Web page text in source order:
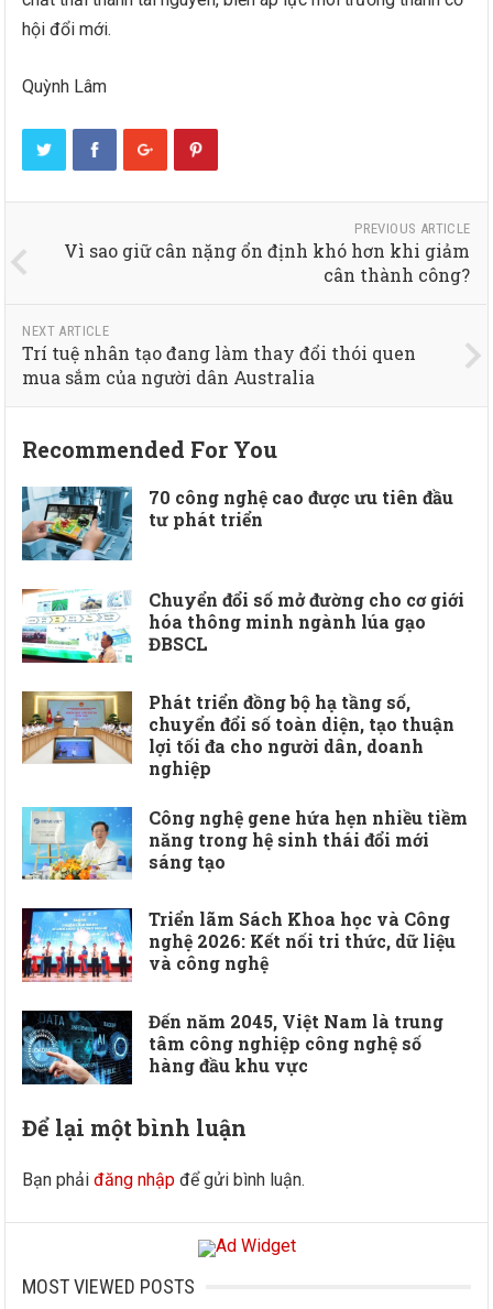
hội đổi mới.
Quỳnh Lâm
PREVIOUS ARTICLE
Vì sao giữ cân nặng ổn định khó hơn khi giảm
cân thành công?
NEXT ARTICLE
Trí tuệ nhân tạo đang làm thay đổi thói quen
mua sắm của người dân Australia
Recommended For You
70 công nghệ cao được ưu tiên đầu
tư phát triển
Chuyển đổi số mở đường cho cơ giới
hóa thông minh ngành lúa gạo
ĐBSCL
Phát triển đồng bộ hạ tầng số,
chuyển đổi số toàn diện, tạo thuận
lợi tối đa cho người dân, doanh
nghiệp
Công nghệ gene hứa hẹn nhiều tiềm
năng trong hệ sinh thái đổi mới
sáng tạo
Triển lãm Sách Khoa học và Công
nghệ 2026: Kết nối tri thức, dữ liệu
và công nghệ
Đến năm 2045, Việt Nam là trung
tâm công nghiệp công nghệ số
hàng đầu khu vực
Để lại một bình luận
Bạn phảiđăng nhập để gửi bình luận.
MOST VIEWED POSTS